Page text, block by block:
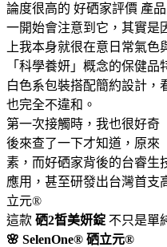
論度很高的 好硒家評價 產
一開始會注意到它，其實是
上我本身就很在意日常氣
「科學養妍」概念的保健品
白色系包裝搭配簡約設計，
也完全不違和。
第一次接觸時，我也很好奇
後來查了一下才知道，原來
素，而好硒家背後的台睿生
應用，甚至研發出台灣首支
立元®
這款 硒2皙美妍錠 不只是單
🌸 SelenOne® 硒立元®